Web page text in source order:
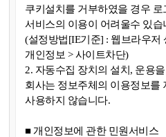
쿠키설치를 거부하였을 경우
서비스의 이용이 어려울수 있습
(설정방법[IE기준] : 웹브라우저
개인정보 > 사이트차단)
2. 자동수집 장치의 설치, 운용
회사는 정보주체의 이용정보를
사용하지 않습니다.
■ 개인정보에 관한 민원서비스